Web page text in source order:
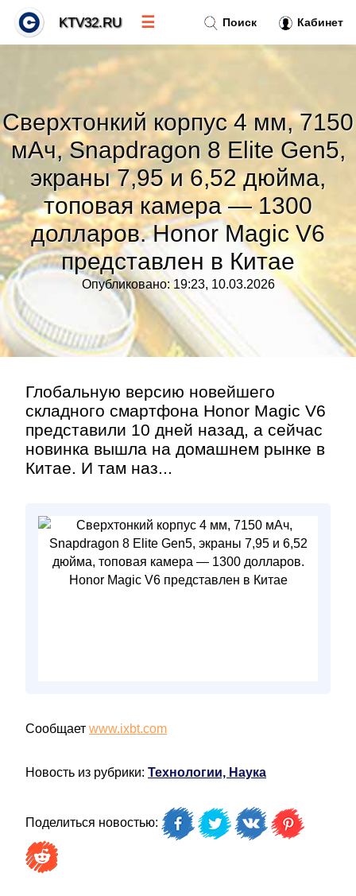
Сверхтонкий корпус 4 мм, 7150
мАч, Snapdragon 8 Elite Gen5,
экраны 7,95 и 6,52 дюйма,
топовая камера — 1300
долларов. Honor Magic V6
представлен в Китае
Опубликовано: 19:23, 10.03.2026
Глобальную версию новейшего
складного смартфона Honor Magic V6
представили 10 дней назад, а сейчас
новинка вышла на домашнем рынке в
Китае. И там наз...
Сообщает www.ixbt.com
Новость из рубрики: Технологии, Наука
Поделиться новостью:
Поиск Кабинет
KTV32.RU ☰
Новости
Тренды новостей »
Рубрики»
Правила»
»